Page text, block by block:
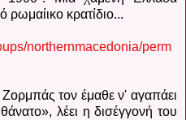
ρωμαίικο κρατίδιο...
northernmacedonia/perm
τον έμαθε ν' αγαπάει
λέει η δισέγγονή του